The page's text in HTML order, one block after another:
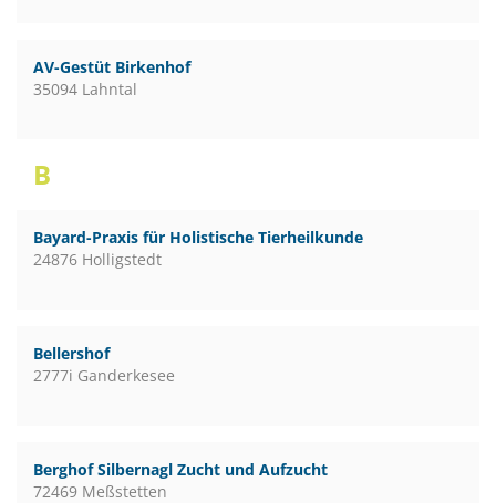
AV-Gestüt Birkenhof
35094 Lahntal
B
Bayard-Praxis für Holistische Tierheilkunde
24876 Holligstedt
Bellershof
2777i Ganderkesee
Berghof Silbernagl Zucht und Aufzucht
72469 Meßstetten